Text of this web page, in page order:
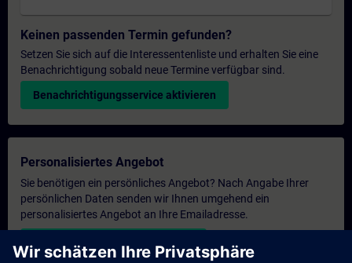
Keinen passenden Termin gefunden?
Setzen Sie sich auf die Interessentenliste und erhalten Sie eine
Benachrichtigung sobald neue Termine verfügbar sind.
Benachrichtigungsservice aktivieren
Personalisiertes Angebot
Sie benötigen ein persönliches Angebot? Nach Angabe Ihrer
persönlichen Daten senden wir Ihnen umgehend ein
personalisiertes Angebot an Ihre Emailadresse.
Persönliches Angebot zusenden